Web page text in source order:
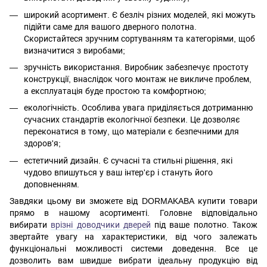
широкий асортимент. Є безліч різних моделей, які можуть
підійти саме для вашого дверного полотна.
Скористайтеся зручним сортуванням та категоріями, щоб
визначитися з виробами;
зручність використання. Виробник забезпечує простоту
конструкції, внаслідок чого монтаж не викличе проблем,
а експлуатація буде простою та комфортною;
екологічність. Особлива увага приділяється дотриманню
сучасних стандартів екологічної безпеки. Це дозволяє
переконатися в тому, що матеріали є безпечними для
здоров'я;
естетичний дизайн. Є сучасні та стильні рішення, які
чудово впишуться у ваш інтер'єр і стануть його
доповненням.
Завдяки цьому ви зможете від DORMAKABA купити товари
прямо в нашому асортименті. Головне відповідально
вибирати врізні доводчики дверей під ваше полотно. Також
звертайте увагу на характеристики, від чого залежать
функціональні можливості системи доведення. Все це
дозволить вам швидше вибрати ідеальну продукцію від